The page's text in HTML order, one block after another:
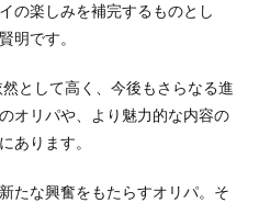
の楽しみを補完するものとし
明です。
として高く、今後もさらなる進
オリパや、より魅力的な内容の
あります。
たな興奮をもたらすオリパ。そ